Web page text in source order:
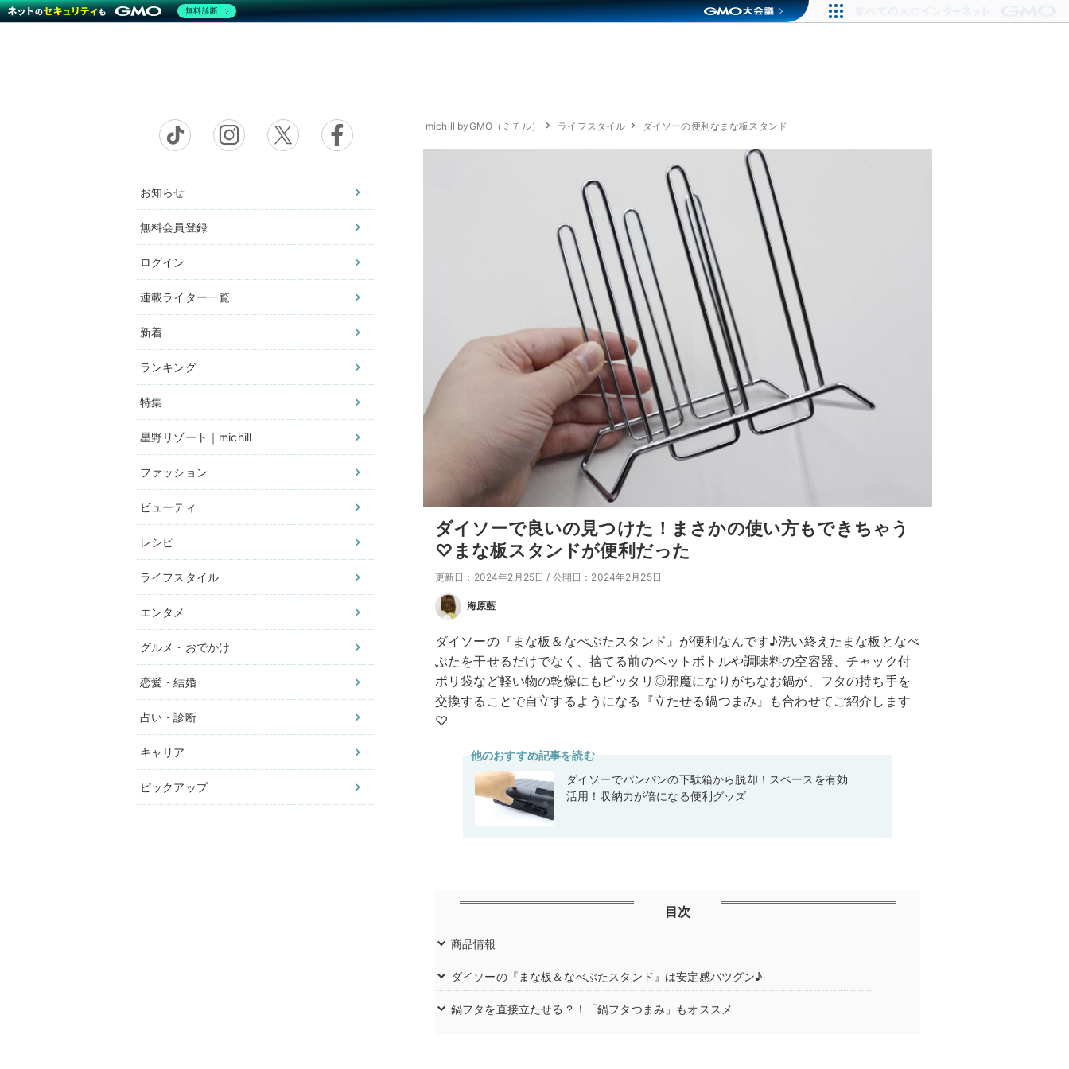
お知らせ
無料会員登録
ログイン
連載ライター一覧
新着
ランキング
特集
星野リゾート｜michill
ファッション
ビューティ
レシピ
ライフスタイル
エンタメ
グルメ・おでかけ
恋愛・結婚
占い・診断
キャリア
ピックアップ
michill byGMO（ミチル） ライフスタイル ダイソーの便利なまな板スタンド
ダイソーで良いの見つけた！まさかの使い方もできちゃう
♡まな板スタンドが便利だった
更新日：2024年2月25日 / 公開日：2024年2月25日
海原藍
ダイソーの『まな板＆なべぶたスタンド』が便利なんです♪洗い終えたまな板となべ
ぶたを干せるだけでなく、捨てる前のペットボトルや調味料の空容器、チャック付
ポリ袋など軽い物の乾燥にもピッタリ◎邪魔になりがちなお鍋が、フタの持ち手を
交換することで自立するようになる『立たせる鍋つまみ』も合わせてご紹介します
♡
他のおすすめ記事を読む
ダイソーでパンパンの下駄箱から脱却！スペースを有効
活用！収納力が倍になる便利グッズ
目次
商品情報
ダイソーの『まな板＆なべぶたスタンド』は安定感バツグン♪
鍋フタを直接立たせる？！「鍋フタつまみ」もオススメ
無料診断